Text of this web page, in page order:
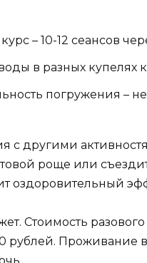
– 10-12 сеансов
в разных купелях
погружения – не
с другими
роще или
оздоровительный
Стоимость
рублей. Проживание